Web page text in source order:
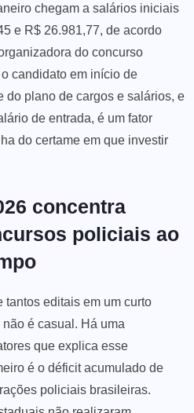
chegam a salários iniciais
e R$ 26.981,77, de acordo
do concurso
candidato em início de
do plano de cargos e salários, e
de entrada, é um fator
do certame em que investir
concentra
policiais ao
tantos editais em um curto
é casual. Há uma
que explica esse
é o déficit acumulado de
policiais brasileiras.